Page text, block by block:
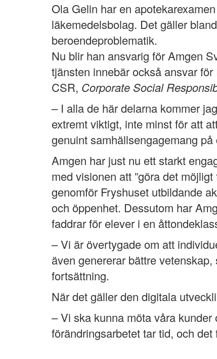
Ola Gelin har en
läkemedelsbolag. Det gäller
beroendeproblematik.
Nu blir han ansvarig för Amgen
tjänsten innebär också ansvar
CSR, Corporate Social
– I alla de här delarna kommer
extremt viktigt, inte minst för att
genuint samhällsengagemang
Amgen har just nu ett starkt
med visionen att ”göra det
genomför Fryshuset utbildande
och öppenhet. Dessutom har
faddrar för elever i en
– Vi är övertygade om att
även genererar bättre
fortsättning.
När det gäller den digitala
– Vi ska kunna möta våra
förändringsarbetet tar tid, och det